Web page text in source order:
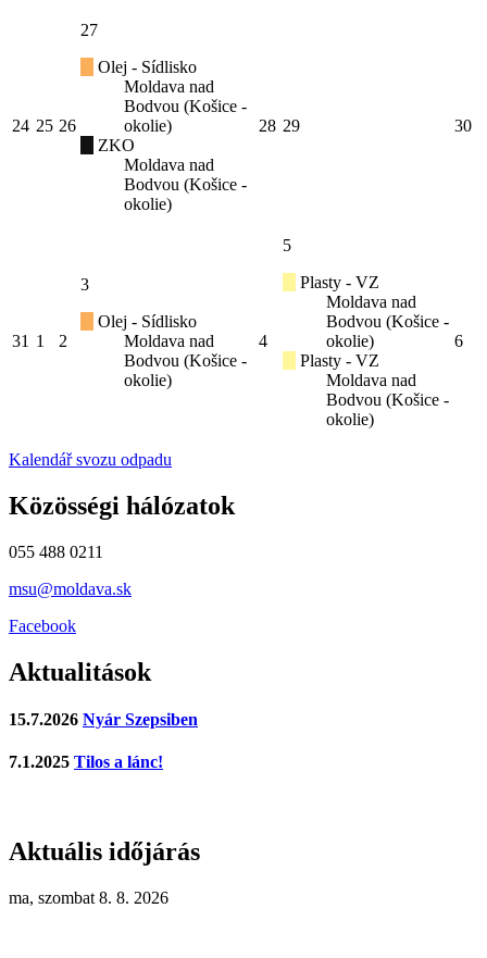
24 25 26
27
Olej - Sídlisko
Moldava nad
Bodvou (Košice -
okolie)
ZKO
Moldava nad
Bodvou (Košice -
okolie)
28 29 30
31 1 2
3
Olej - Sídlisko
Moldava nad
Bodvou (Košice -
okolie)
4
5
Plasty - VZ
Moldava nad
Bodvou (Košice -
okolie)
Plasty - VZ
Moldava nad
Bodvou (Košice -
okolie)
6
Kalendář svozu odpadu
Közösségi hálózatok
055 488 0211
msu@moldava.sk
Facebook
Aktualitások
15.7.2026 Nyár Szepsiben
7.1.2025 Tilos a lánc!
Aktuális időjárás
ma, szombat 8. 8. 2026